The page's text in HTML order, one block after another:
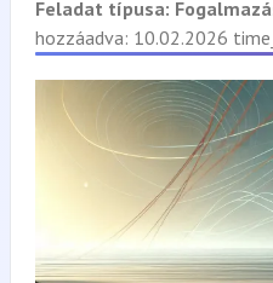
Feladat típusa:
hozzáadva: 10.02.2026